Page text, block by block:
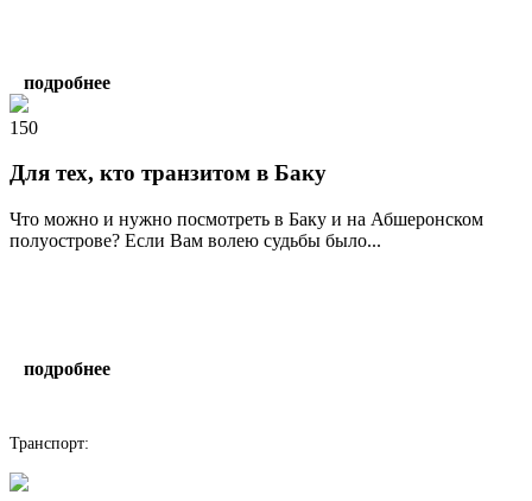
подробнее
150
Для тех, кто транзитом в Баку
Что можно и нужно посмотреть в Баку и на Абшеронском
полуострове? Если Вам волею судьбы было...
подробнее
Транспорт: